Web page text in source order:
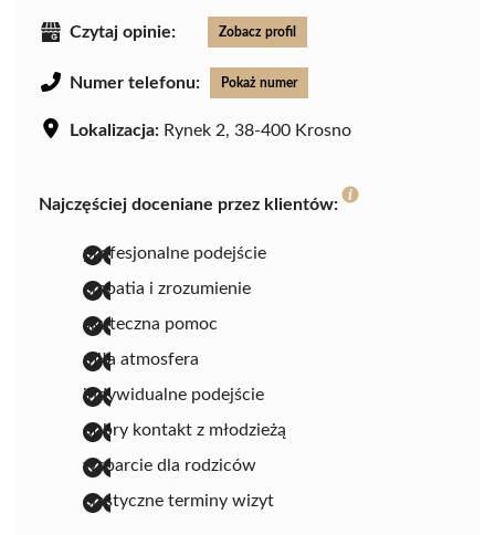
Czytaj opinie: Zobacz profil
Numer telefonu: Pokaż numer
Lokalizacja: Rynek 2, 38-400 Krosno
Najczęściej doceniane przez klientów:
profesjonalne podejście
empatia i zrozumienie
skuteczna pomoc
miła atmosfera
indywidualne podejście
dobry kontakt z młodzieżą
wsparcie dla rodziców
elastyczne terminy wizyt